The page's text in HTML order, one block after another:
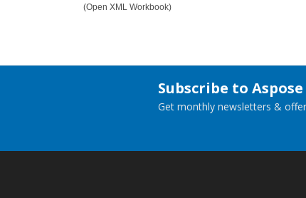
(Open XML Workbook)
Subscribe to
Get monthly newsletters &